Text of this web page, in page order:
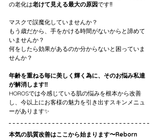
の老化は老けて見える最大の原因です‼️
マスクで誤魔化していませんか？
もう歳だから、手をかける時間がないからと諦めて
いませんか？
何をしたら効果があるのか分からないと困っていま
せんか？
年齢を重ねる毎に美しく輝く為に、そのお悩み私達
が解消します‼️
HOROSでは今感じている肌の悩みを根本から改善
し、今以上にお客様の魅力を引き出すスキンメニュ
ーがあります✨
本気の肌質改善はここから始まります〜Reborn